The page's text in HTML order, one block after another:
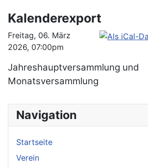
Navigation
Startseite
Verein
Kalenderexport
Freitag, 06. März
2026, 07:00pm
Jahreshauptversammlung und
Monatsversammlung